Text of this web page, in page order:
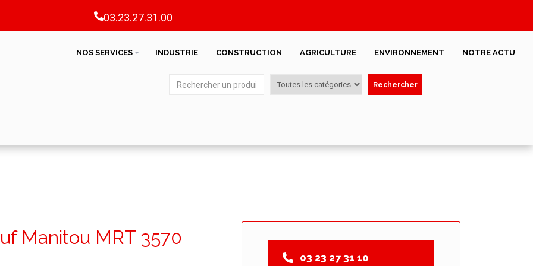
03.23.27.31.00
NOS SERVICES INDUSTRIE CONSTRUCTION AGRICULTURE ENVIRONNEMENT NOTRE ACTU
Rechercher
Manitou MRT 3570
03 23 27 31 10